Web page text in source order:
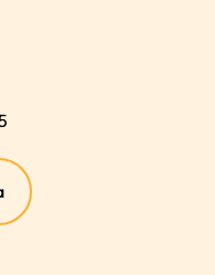
(ulkoinen
linkki)